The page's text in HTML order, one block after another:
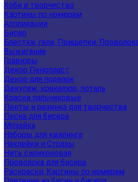
Хоби и творчество
Картины по номерам
Аппликации
Бисер
Блестки, гели, Прищепки,
Выжигание
Гравюры
Декор Пенопласт
Декор для поделок
Декупаж, кракелюр, поталь
Краски пальчиковые
Ленты и резинка для творчества
Леска для бисера
Мозайка
Наборы для квилинга
Наклейки и Стразы
Нить силиконовая
Проволока для бисера
Раскраски, Картины по номерам